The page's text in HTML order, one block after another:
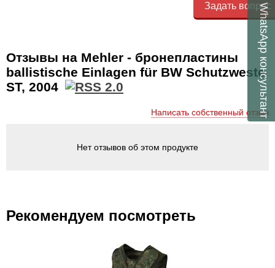
Задать вопрос
Отзывы на Mehler - бронепластины
ballistische Einlagen für BW Schutzweste
ST, 2004
Написать собственный отзыв
Нет отзывов об этом продукте
Рекомендуем посмотреть
WhatsApp
консультант